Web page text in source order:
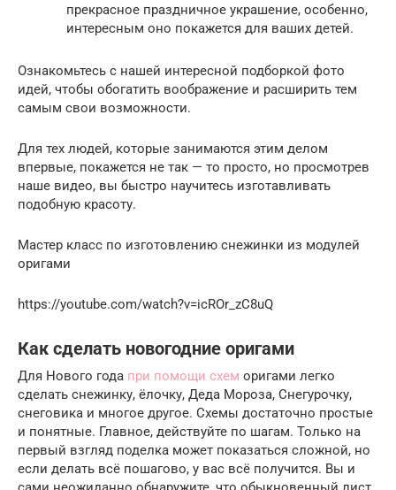
прекрасное праздничное украшение, особенно,
интересным оно покажется для ваших детей.
Ознакомьтесь с нашей интересной подборкой фото
идей, чтобы обогатить воображение и расширить тем
самым свои возможности.
Для тех людей, которые занимаются этим делом
впервые, покажется не так — то просто, но просмотрев
наше видео, вы быстро научитесь изготавливать
подобную красоту.
Мастер класс по изготовлению снежинки из модулей
оригами
https://youtube.com/watch?v=icROr_zC8uQ
Как сделать новогодние оригами
Для Нового года при помощи схем оригами легко
сделать снежинку, ёлочку, Деда Мороза, Снегурочку,
снеговика и многое другое. Схемы достаточно простые
и понятные. Главное, действуйте по шагам. Только на
первый взгляд поделка может показаться сложной, но
если делать всё пошагово, у вас всё получится. Вы и